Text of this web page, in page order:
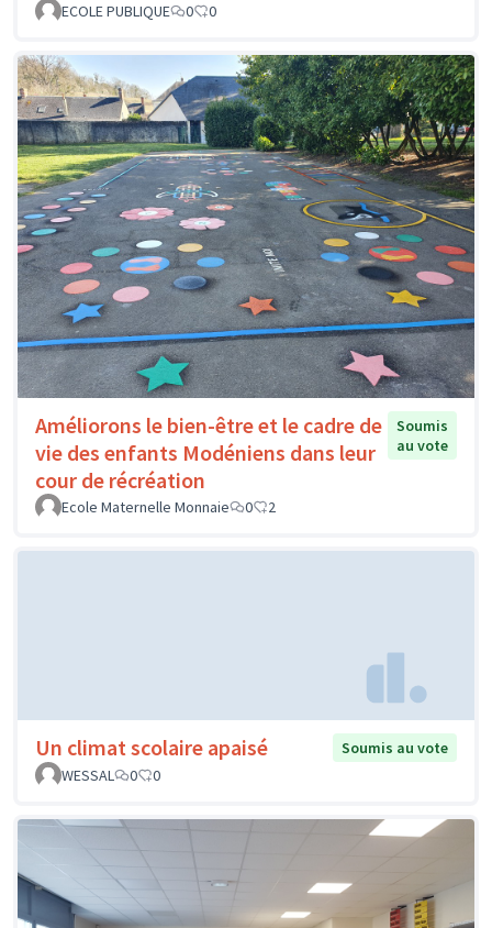
ECOLE PUBLIQUE
0 0
Améliorons le bien-être et le cadre de
vie des enfants Modéniens dans leur
cour de récréation
Soumis
au vote
Ecole Maternelle Monnaie 0 2
Un climat scolaire apaisé
Soumis au vote
WESSAL
0 0